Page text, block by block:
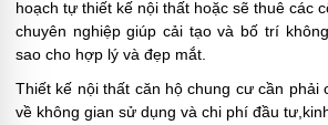
hoạch tự thiết kế nội thất hoặc sẽ thuê các
chuyên nghiệp giúp cải tạo và bố trí
sao cho hợp lý và đẹp mắt.
Thiết kế nội thất căn hộ chung cư cần phải
về không gian sử dụng và chi phí đầu